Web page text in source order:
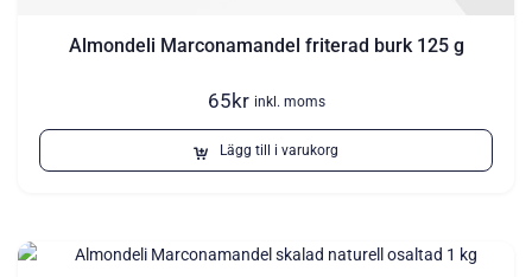
Almondeli Marconamandel friterad burk 125 g
65kr inkl. moms
Lägg till i varukorg